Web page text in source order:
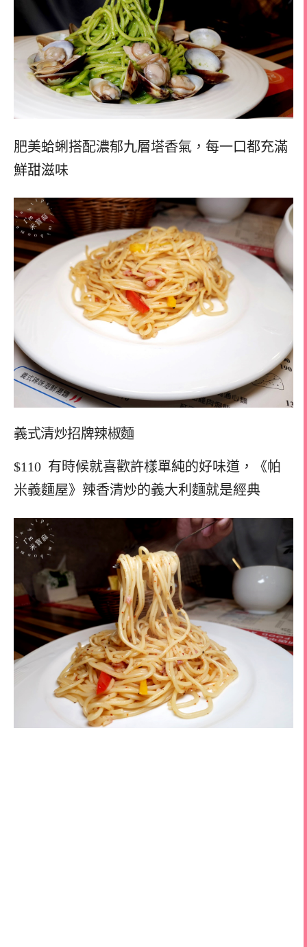
肥美蛤蜊搭配濃郁九層塔香氣，每一口都充滿
鮮甜滋味
義式清炒招牌辣椒麵
$110 有時候就喜歡許樣單純的好味道，《帕
米義麵屋》辣香清炒的義大利麵就是經典